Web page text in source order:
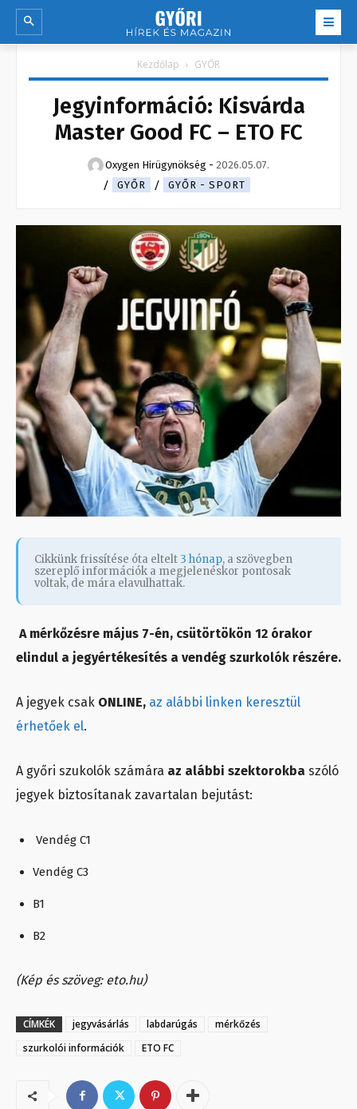
Kezdőlap GYŐR
Jegyinformáció: Kisvárda
Master Good FC – ETO FC
Oxygen Hirügynökség - 2026.05.07.
GYŐR
GYŐR - SPORT
Cikkünk frissítése óta eltelt 3 hónap, a szövegben
szereplő információk a megjelenéskor pontosak
voltak, de mára elavulhattak.
A mérkőzésre május 7-én, csütörtökön 12 órakor
elindul a jegyértékesítés a vendég szurkolók részére.
A jegyek csak ONLINE, az alábbi linken keresztül
érhetőek el.
A győri szukolók számára az alábbi szektorokba szóló
jegyek biztosítanak zavartalan bejutást:
Vendég C1
Vendég C3
B1
B2
(Kép és szöveg: eto.hu)
CÍMKÉK jegyvásárlás labdarúgás
mérkőzés
szurkolói információk
ETO FC